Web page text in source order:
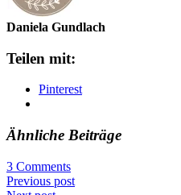
Daniela Gundlach
Teilen mit:
Pinterest
Ähnliche Beiträge
3 Comments
Previous post